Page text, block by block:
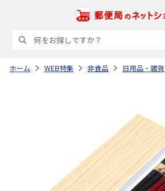
ホーム WEB特集 非食品 日用品・雑貨